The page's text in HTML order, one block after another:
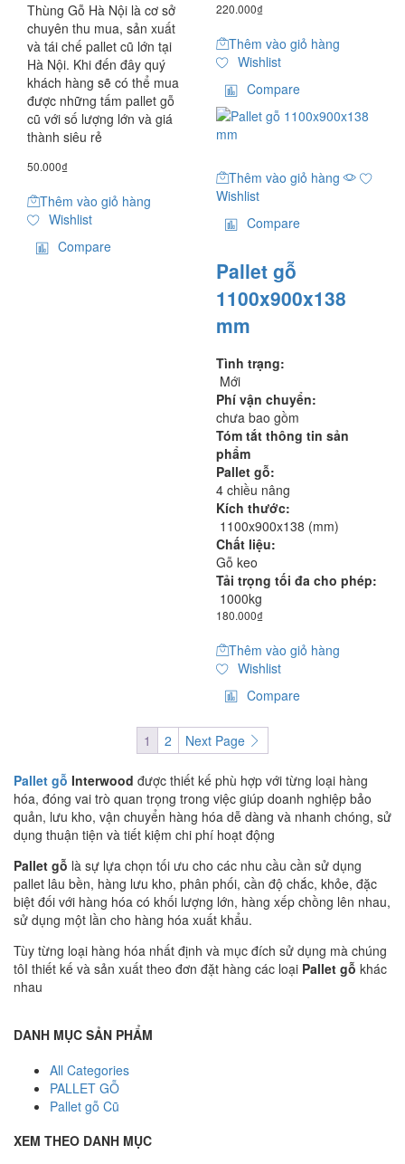
Thùng Gỗ Hà Nội là cơ sở
chuyên thu mua, sản xuất
và tái chế pallet cũ lớn tại
Hà Nội. Khi đến đây quý
khách hàng sẽ có thể mua
được những tấm pallet gỗ
cũ với số lượng lớn và giá
thành siêu rẻ
50.000₫
Thêm vào giỏ hàng
Wishlist
Compare
220.000₫
Thêm vào giỏ hàng
Wishlist
Compare
Thêm vào giỏ hàng
Wishlist
Compare
Pallet gỗ
1100x900x138
mm
Tình trạng:
Mới
Phí vận chuyển:
chưa bao gồm
Tóm tắt thông tin sản
phẩm
Pallet gỗ:
4 chiều nâng
Kích thước:
1100x900x138 (mm)
Chất liệu:
Gỗ keo
Tải trọng tối đa cho phép:
1000kg
180.000₫
Thêm vào giỏ hàng
Wishlist
Compare
1 2 Next Page
Pallet gỗ Interwood được thiết kế phù hợp với từng loại hàng
hóa, đóng vai trò quan trọng trong việc giúp doanh nghiệp bảo
quản, lưu kho, vận chuyển hàng hóa dễ dàng và nhanh chóng, sử
dụng thuận tiện và tiết kiệm chi phí hoạt động
Pallet gỗ là sự lựa chọn tối ưu cho các nhu cầu cần sử dụng
pallet lâu bền, hàng lưu kho, phân phối, cần độ chắc, khỏe, đặc
biệt đối với hàng hóa có khối lượng lớn, hàng xếp chồng lên nhau,
sử dụng một lần cho hàng hóa xuất khẩu.
Tùy từng loại hàng hóa nhất định và mục đích sử dụng mà chúng
tôI thiết kế và sản xuất theo đơn đặt hàng các loại Pallet gỗ khác
nhau
DANH MỤC SẢN PHẨM
All Categories
PALLET GỖ
Pallet gỗ Cũ
XEM THEO DANH MỤC